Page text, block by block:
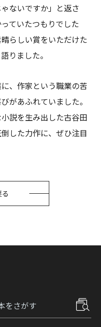
ないですか」と返さ
ていたつもりでした
らしい賞をいただけた
りました。
、作家という職業の苦
があふれていました。
説を生み出した古谷田
した力作に、ぜひ注目